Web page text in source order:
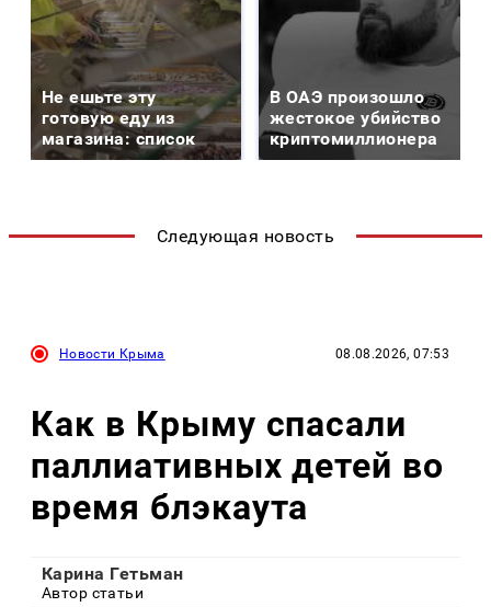
Не ешьте эту
готовую еду из
магазина: список
В ОАЭ произошло
жестокое убийство
криптомиллионера
Следующая новость
Новости Крыма 08.08.2026, 07:53
Как в Крыму спасали
паллиативных детей во
время блэкаута
Карина Гетьман
Автор статьи